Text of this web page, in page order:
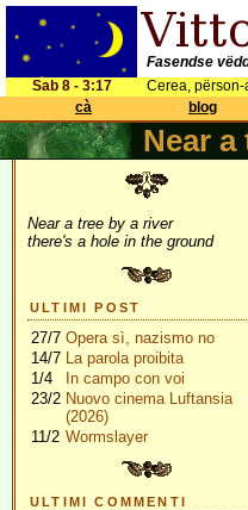
Fasendse
Sab 8 - 3:17
Cerea,
cà
blog
Near a
Near a tree by a river
there's a hole in the ground
ULTIMI POST
27/7 Opera sì, nazismo no
14/7 La parola proibita
1/4
In campo con voi
23/2 Nuovo cinema Luftansia
(2026)
11/2 Wormslayer
ULTIMI COMMENTI